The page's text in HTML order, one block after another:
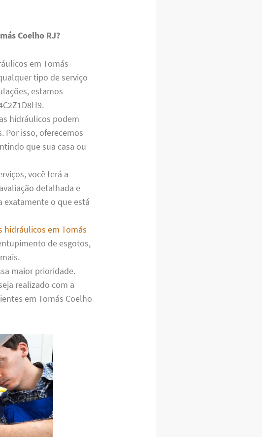
Coelho RJ?
em Tomás
tipo de serviço
estamos
hidráulicos podem
Por isso, oferecemos
que sua casa ou
você terá a
detalhada e
exatamente o que está
hidráulicos em Tomás
de esgotos,
maior prioridade.
realizado com a
em Tomás Coelho